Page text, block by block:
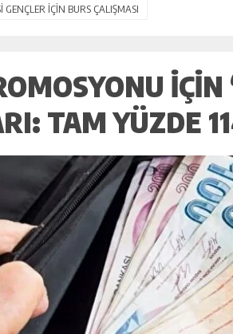
GENÇLER İÇİN BURS ÇALIŞMASI
IÇIN
TAM YÜZDE